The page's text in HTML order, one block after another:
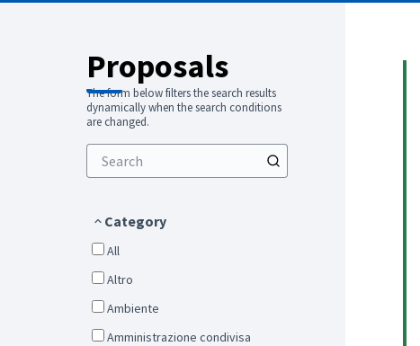
Proposals
The form below filters the search results
dynamically when the search conditions
are changed.
Category
All
Altro
Ambiente
Amministrazione condivisa